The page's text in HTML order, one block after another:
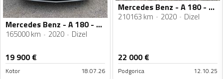
Mercedes Benz - A 180 - d 12/2020g AUTOMATIK
165000 km 2020 Dizel
19 900€
Kotor 18.07.26
Mercedes Benz - A 180 - 1.5 DCI
210163 km 2020 Dizel
22 000€
Podgorica 12.10.25